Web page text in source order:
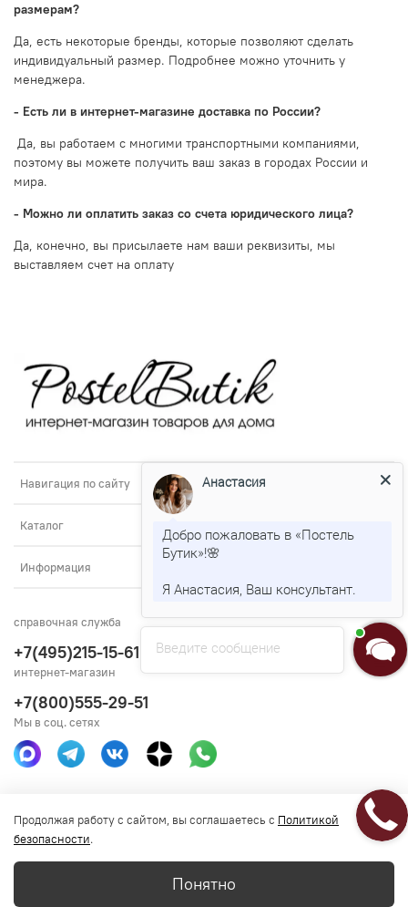
размерам?
Да, есть некоторые бренды, которые позволяют сделать
индивидуальный размер. Подробнее можно уточнить у
менеджера.
- Есть ли в интернет-магазине доставка по России?
Да, вы работаем с многими транспортными компаниями,
поэтому вы можете получить ваш заказ в городах России и
мира.
- Можно ли оплатить заказ со счета юридического лица?
Да, конечно, вы присылаете нам ваши реквизиты, мы
выставляем счет на оплату
Навигация по сайту
Каталог
Информация
Получить консультацию
справочная служба
+7(495)215-15-61
интернет-магазин
+7(800)555-29-51
Мы в соц. сетях
Продолжая работу с сайтом, вы соглашаетесь с Политикой
безопасности.
Понятно
Введите сообщение
Анастасия
Добро пожаловать в «Постель
Бутик»!🌸
Я Анастасия, Ваш консультант.